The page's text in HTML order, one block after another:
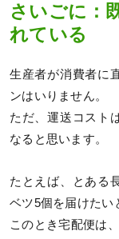
さいごに：
れている
生産者が消費者に
ンはいりません。
ただ、運送コスト
なると思います。
たとえば、とある
ベツ5個を届けたい
このとき宅配便は